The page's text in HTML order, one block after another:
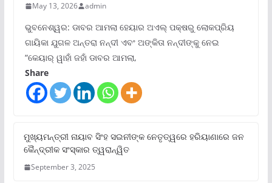
May 13, 2026 admin
ଭୁବନେଶ୍ୱର: ଡାବର ଆମଲା ହେୟାର ଅଏଲ୍ ପକ୍ଷରୁ ଲୋକପ୍ରିୟ
ଗାୟିକା ଯୁଗଳ ଅନ୍ତରା ନନ୍ଦୀ ଏବଂ ଅଙ୍କିତା ନନ୍ଦୀଙ୍କୁ ନେଇ
“କେୟାର୍ ୱାହାଁ ଜହାଁ ଡାବର ଆମଲା,
Share
ମୁଖ୍ୟମନ୍ତ୍ରୀ ନାୟାବ ସିଂହ ସଇନୀଙ୍କ ନେତୃତ୍ୱରେ ହରିୟାଣାରେ ଜନ
କୈନ୍ଦ୍ରୀକ ସଂସ୍କାର ତ୍ୱରାନ୍ୱିତ
September 3, 2025